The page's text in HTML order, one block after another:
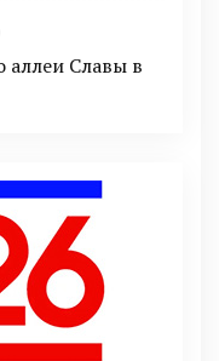
аллеи Славы в